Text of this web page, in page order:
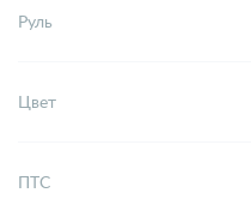
Руль
Цвет
ПТС